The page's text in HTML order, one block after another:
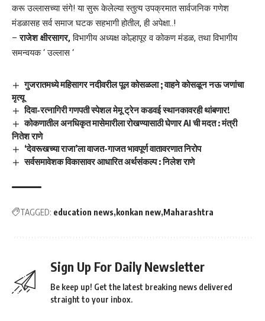
करू उल्लासच्या संगे! या सुरू केलेल्या स्तुत्य उपक्रमात सार्वजनिक गणेश
मंडळासह सर्व समाज घटक सहभागी होतील, ही अपेक्षा..!
–राजेश क्षीरसागर,विभागीय अध्यक्ष कोल्हापूर व कोकण मंडळ, तथा विभागीय
समन्वयक ‘ उल्लास ‘
गुजरातमध्ये महिसागर नदीवरील पूल कोसळला ; वाहने कोसळून नऊ जणांचा
मृत्यू
दिवा-रत्नागिरी गणपती स्पेशल मेमू ट्रेन कडवई स्थानकावरही थांबणार!
कोकणातील अनधिकृत मासेमारीला रोखण्यासाठी घेणार AI ची मदत : मंत्री
नितेश राणे
‘देवरूखच्या राजा’ला वाजत-गाजत भावपूर्ण वातावरणात निरोप
सर्वसमावेशक विकासावर आधारित अर्थसंकल्प : निलेश राणे
TAGGED: education news konkan new Maharashtra
Sign Up For Daily Newsletter
Be keep up! Get the latest breaking news delivered
straight to your inbox.